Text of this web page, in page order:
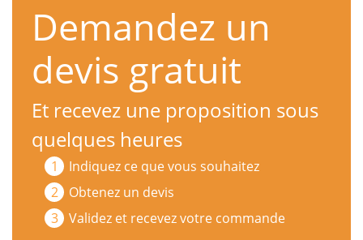
Demandez un
devis gratuit
Et recevez une proposition sous
quelques heures
Indiquez ce que vous souhaitez
Obtenez un devis
Validez et recevez votre commande